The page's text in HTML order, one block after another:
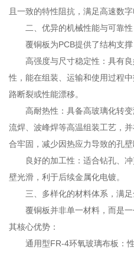
且一致的特性阻抗，满足高速数
二、优异的机械性能与可靠性
覆铜板为PCB提供了结构支撑
高强度与尺寸稳定性：具有良
性，能在组装、运输和使用过程
路断裂或性能漂移。
高耐热性：具备高玻璃化转变
流焊、波峰焊等高温组装工艺，
合牢固，减少因热应力导致的孔壁
良好的加工性：适合钻孔、冲
壁光滑，利于后续金属化电镀。
三、多样化的材料体系，满足
覆铜板并非单一材料，而是一
其核心优势：
通用型FR-4环氧玻璃布板：性